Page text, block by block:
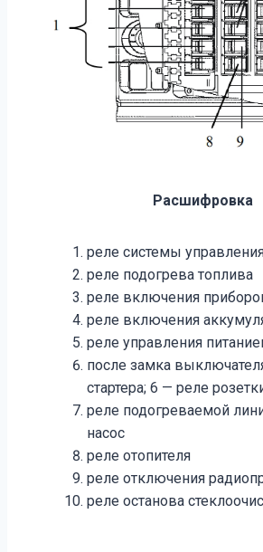
Расшифровка
реле системы
реле подогрева топлива
реле включения
реле включения
реле управления
после замка
стартера; 6 — реле
реле подогреваемой
насос
реле отопителя
реле отключения
реле останова